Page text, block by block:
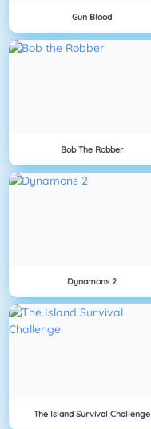
Gun Blood
Bob The Robber
Dynamons 2
The Island Survival Challenge